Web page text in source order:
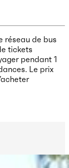
réseau de bus
tickets
pendant 1
Le prix